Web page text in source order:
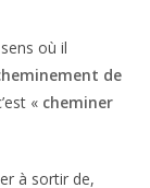
où il
de
« cheminer
à sortir de,